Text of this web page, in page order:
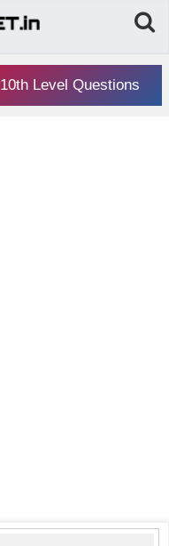
10th Level Questions